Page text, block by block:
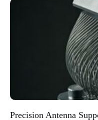
Precision Antenna